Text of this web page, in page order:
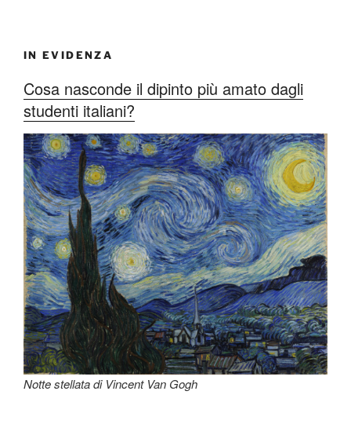
IN EVIDENZA
Cosa nasconde il dipinto più amato dagli
studenti italiani?
Notte stellata di Vincent Van Gogh